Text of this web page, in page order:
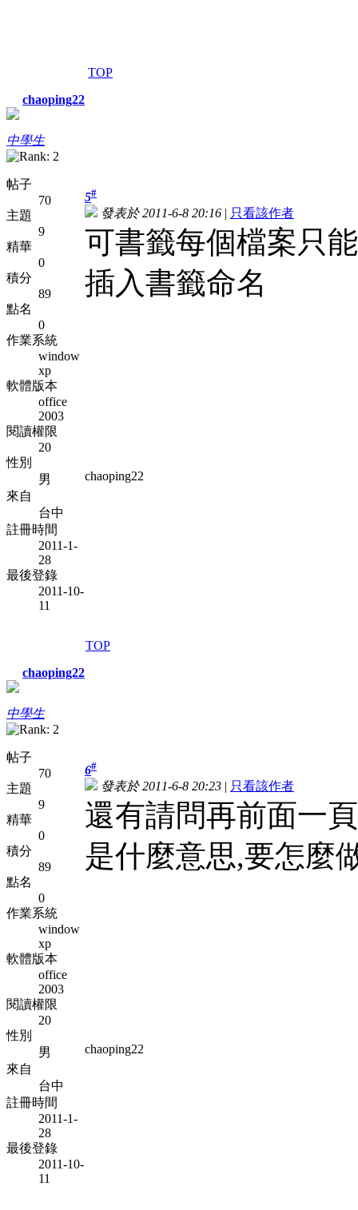
TOP
chaoping22
中學生
帖子
70
主題
9
精華
0
積分
89
點名
0
作業系統
window
xp
軟體版本
office
2003
閱讀權限
20
性別
男
來自
台中
註冊時間
2011-1-
28
最後登錄
2011-10-
11
5#
發表於 2011-6-8 20:16 | 只看該作者
可書籤每個檔案只
插入書籤命名
chaoping22
TOP
chaoping22
中學生
帖子
70
主題
9
精華
0
積分
89
點名
0
作業系統
window
xp
軟體版本
office
2003
閱讀權限
20
性別
男
來自
台中
註冊時間
2011-1-
28
最後登錄
2011-10-
11
6#
發表於 2011-6-8 20:23 | 只看該作者
還有請問再前面一
是什麼意思,要怎麼
chaoping22